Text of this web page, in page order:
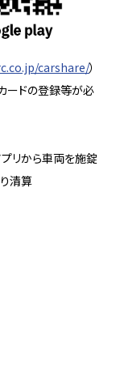
carshare/）
ードの登録等が必
プリから車両を施錠
清算